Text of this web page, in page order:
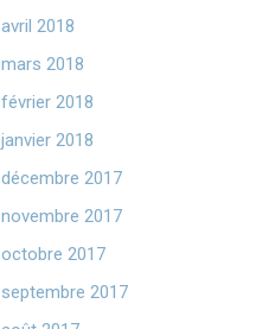
avril 2018
mars 2018
février 2018
janvier 2018
décembre 2017
novembre 2017
octobre 2017
septembre 2017